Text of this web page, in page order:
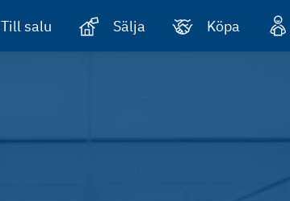
Till salu Sälja Köpa